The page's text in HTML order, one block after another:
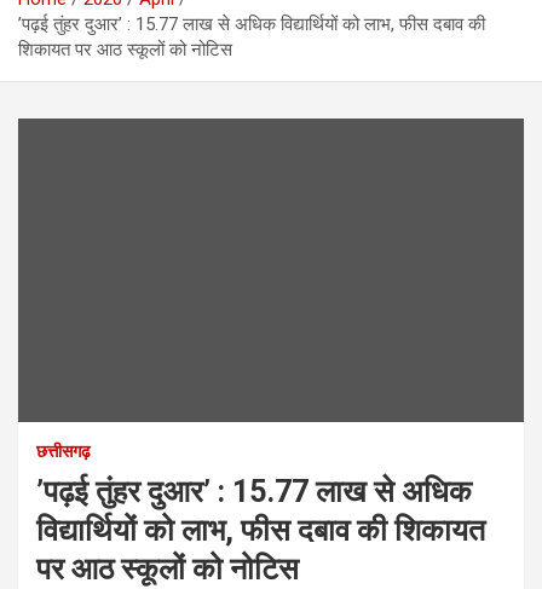
’पढ़ई तुंहर दुआर’ : 15.77 लाख से अधिक विद्यार्थियों को लाभ, फीस दबाव की
शिकायत पर आठ स्कूलों को नोटिस
छत्तीसगढ़
’पढ़ई तुंहर दुआर’ : 15.77 लाख से अधिक
विद्यार्थियों को लाभ, फीस दबाव की शिकायत
पर आठ स्कूलों को नोटिस